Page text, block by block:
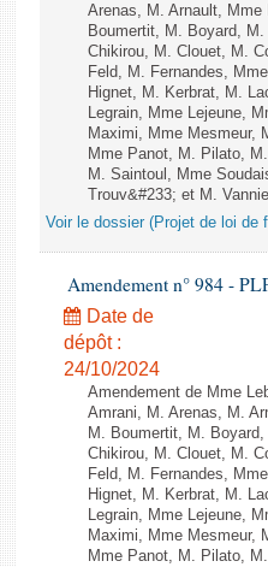
Arenas, M. Arnault,
Boumertit, M. Boyard,
Chikirou, M. Clouet, M.
Feld, M. Fernandes,
Hignet, M. Kerbrat, M.
Legrain, Mme Lejeune,
Maximi, Mme Mesmeur,
Mme Panot, M. Pilato,
M. Saintoul, Mme
Trouv&#233; et M.
Voir le dossier (Projet de loi de
Amendement n° 984 -
Date de
dépôt :
24/10/2024
Amendement de Mme
Amrani, M. Arenas, M.
M. Boumertit, M.
Chikirou, M. Clouet, M.
Feld, M. Fernandes,
Hignet, M. Kerbrat, M.
Legrain, Mme Lejeune,
Maximi, Mme Mesmeur,
Mme Panot, M. Pilato,